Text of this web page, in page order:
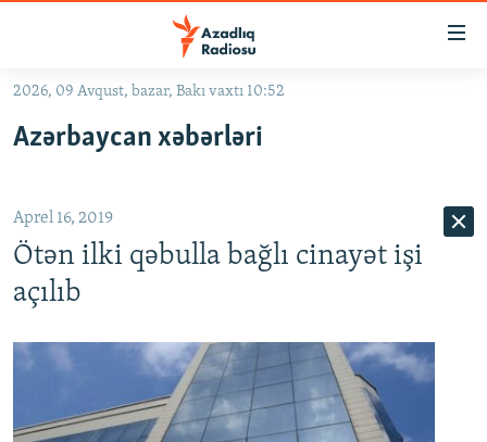
Əsas
qayıt
qayıt
Axtarışa
#ƏSLINDƏ
QANUNI DOĞRU
ARAŞDIRMA
VIDEO
RADIO ARXIV
2026, 09 Avqust, bazar, Bakı vaxtı 10:52
Azərbaycan xəbərləri
Aprel 16, 2019
Ötən ilki qəbulla bağlı cinayət işi
açılıb